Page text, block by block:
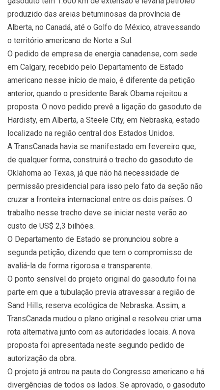
produzido das areias betuminosas da província de
Alberta, no Canadá, até o Golfo do México, atravessando
o território americano de Norte a Sul.
O pedido de empresa de energia canadense, com sede
em Calgary, recebido pelo Departamento de Estado
americano nesse início de maio, é diferente da petição
anterior, quando o presidente Barak Obama rejeitou a
proposta. O novo pedido prevê a ligação do gasoduto de
Hardisty, em Alberta, a Steele City, em Nebraska, estado
localizado na região central dos Estados Unidos.
A TransCanada havia se manifestado em fevereiro que,
de qualquer forma, construirá o trecho do gasoduto de
Oklahoma ao Texas, já que não há necessidade de
permissão presidencial para isso pelo fato da seção não
cruzar a fronteira internacional entre os dois países. O
trabalho nesse trecho deve se iniciar neste verão ao
custo de US$ 2,3 bilhões.
O Departamento de Estado se pronunciou sobre a
segunda petição, dizendo que tem o compromisso de
avaliá-la de forma rigorosa e transparente.
O ponto sensível do projeto original do gasoduto foi na
parte em que a tubulação previa atravessar a região de
Sand Hills, reserva ecológica de Nebraska. Assim, a
TransCanada mudou o plano original e resolveu criar uma
rota alternativa junto com as autoridades locais. A nova
proposta foi apresentada neste segundo pedido de
autorização da obra.
O projeto já entrou na pauta do Congresso americano e há
divergências de todos os lados. Se aprovado, o gasoduto